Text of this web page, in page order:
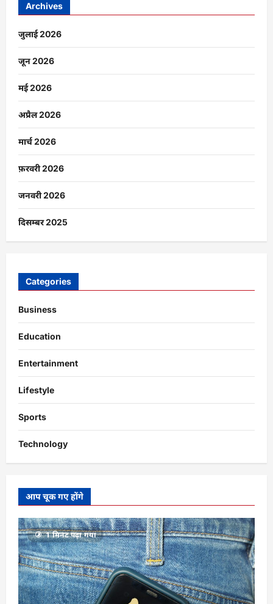
Archives
जुलाई 2026
जून 2026
मई 2026
अप्रैल 2026
मार्च 2026
फ़रवरी 2026
जनवरी 2026
दिसम्बर 2025
Categories
Business
Education
Entertainment
Lifestyle
Sports
Technology
आप चूक गए होंगे
1 मिनट पढ़ा गया